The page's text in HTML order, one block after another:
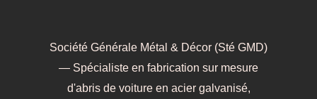
Société Générale Métal & Décor (Sté GMD)
— Spécialiste en fabrication sur mesure
d'abris de voiture en acier galvanisé,